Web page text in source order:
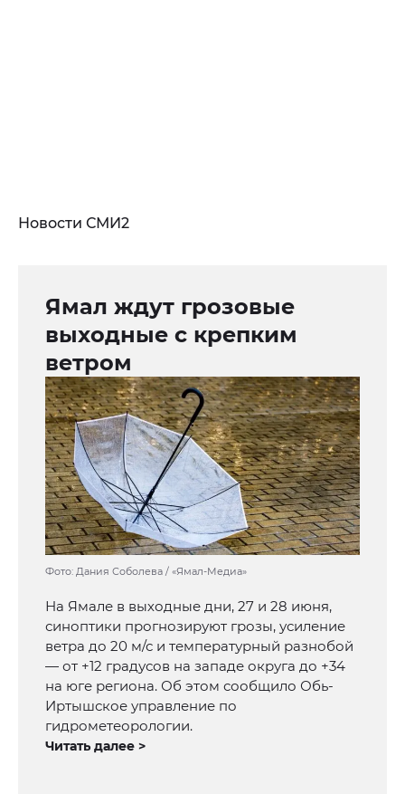
Новости СМИ2
Ямал ждут грозовые
выходные с крепким
ветром
Фото: Дания Соболева / «Ямал-Медиа»
На Ямале в выходные дни, 27 и 28 июня,
синоптики прогнозируют грозы, усиление
ветра до 20 м/с и температурный разнобой
— от +12 градусов на западе округа до +34
на юге региона. Об этом сообщило Обь-
Иртышское управление по
гидрометеорологии.
Читать далее >